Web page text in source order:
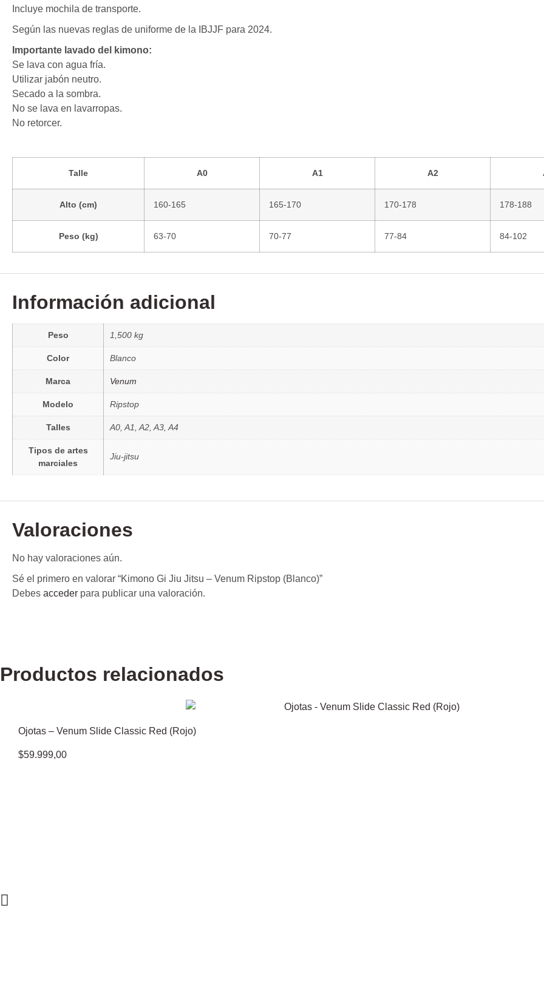
Incluye mochila de transporte.
Según las nuevas reglas de uniforme de la IBJJF para 2024.
Importante lavado del kimono:
Se lava con agua fría.
Utilizar jabón neutro.
Secado a la sombra.
No se lava en lavarropas.
No retorcer.
Talle A0 A1 A2
Alto (cm) 160-165 165-170 170-178 178-188
Peso (kg) 63-70 70-77 77-84 84-102
Información adicional
Peso 1,500 kg
Color Blanco
Marca Venum
Modelo Ripstop
Talles A0, A1, A2, A3, A4
Tipos de artes
marciales
Jiu-jitsu
Valoraciones
No hay valoraciones aún.
Sé el primero en valorar “Kimono Gi Jiu Jitsu – Venum Ripstop (Blanco)”
Debes acceder para publicar una valoración.
Productos relacionados
Ojotas – Venum Slide Classic Red (Rojo)
$59.999,00